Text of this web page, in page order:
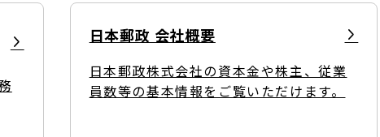
日本郵政 会社概要
日本郵政株式会社の資本金や株主、従業
員数等の基本情報をご覧いただけます。